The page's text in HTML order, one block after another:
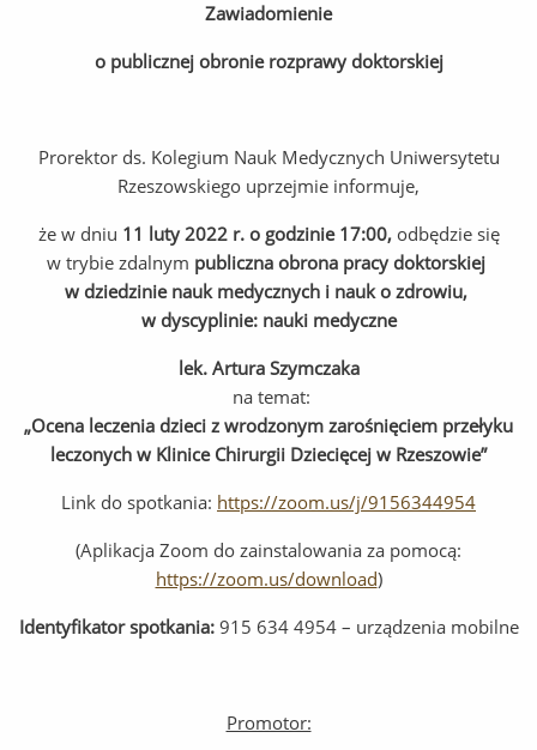
Zawiadomienie
o publicznej obronie rozprawy doktorskiej
Prorektor ds. Kolegium Nauk Medycznych Uniwersytetu
Rzeszowskiego uprzejmie informuje,
że w dniu 11 luty 2022 r. o godzinie 17:00,odbędzie się
w trybie zdalnym publiczna obrona pracy doktorskiej
w dziedzinie nauk medycznych i nauk o zdrowiu,
w dyscyplinie: nauki medyczne
lek. Artura Szymczaka
na temat:
„Ocena leczenia dzieci z wrodzonym zarośnięciem przełyku
leczonych w Klinice Chirurgii Dziecięcej w Rzeszowie”
Link do spotkania: https://zoom.us/j/9156344954
(Aplikacja Zoom do zainstalowania za pomocą:
https://zoom.us/download)
Identyfikator spotkania:915 634 4954 – urządzenia mobilne
Promotor: